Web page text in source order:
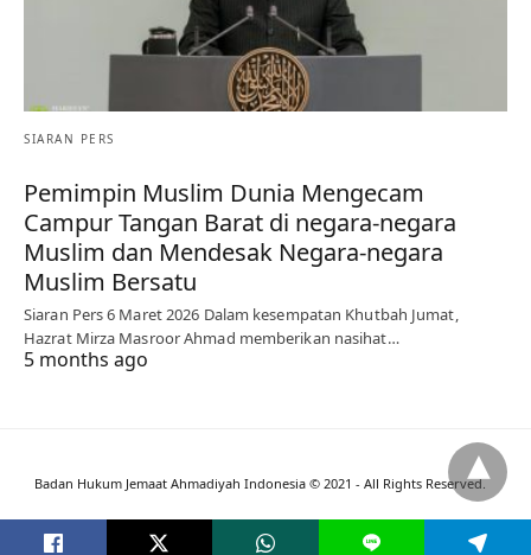
SIARAN PERS
Pemimpin Muslim Dunia Mengecam
Campur Tangan Barat di negara-negara
Muslim dan Mendesak Negara-negara
Muslim Bersatu
Siaran Pers 6 Maret 2026 Dalam kesempatan Khutbah Jumat,
Hazrat Mirza Masroor Ahmad memberikan nasihat…
5 months ago
Badan Hukum Jemaat Ahmadiyah Indonesia © 2021 - All Rights Reserved.
L